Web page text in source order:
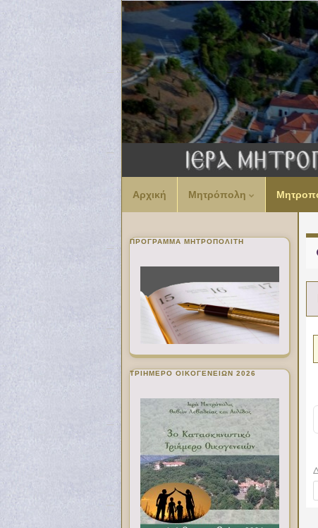
Αρχική Μητρόπολη
ΠΡΌΓΡΑΜΜΑ ΜΗΤΡΟΠΟΛΊΤΗ
ΤΡΙΗΜΕΡΟ ΟΙΚΟΓΕΝΕΙΩΝ 2026